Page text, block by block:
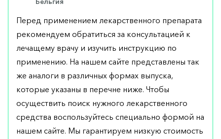
Перед применением лекарственного препарата
рекомендуем обратиться за консультацией к
лечащему врачу и изучить инструкцию по
применению. На нашем сайте представлены так
же аналоги в различных формах выпуска,
которые указаны в перечне ниже. Чтобы
осуществить поиск нужного лекарственного
средства воспользуйтесь специально формой на
нашем сайте. Мы гарантируем низкую стоимость